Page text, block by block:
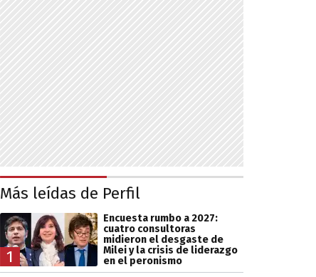
Más leídas de Perfil
1
Encuesta rumbo a 2027:
cuatro consultoras
midieron el desgaste de
Milei y la crisis de liderazgo
en el peronismo